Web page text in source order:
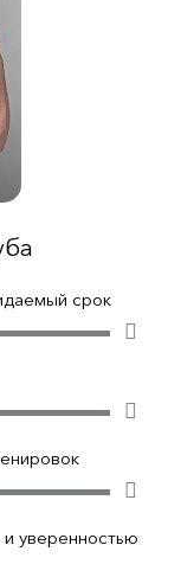
срок
уверенностью